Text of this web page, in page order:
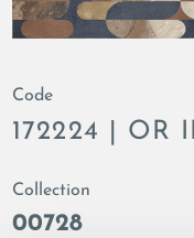
Code
172224 | OR
Collection
00728